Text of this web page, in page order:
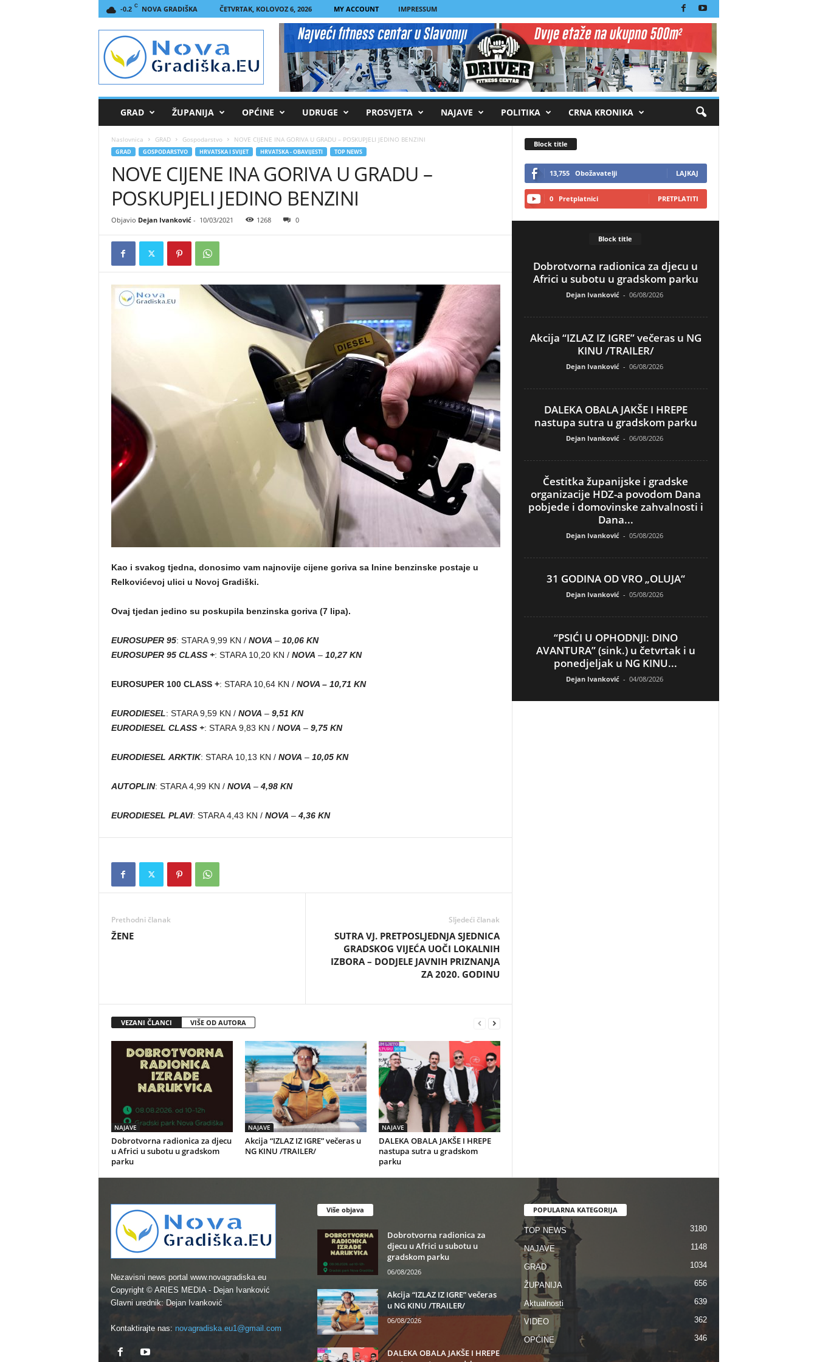
-0.2 C NOVA GRADIŠKA ČETVRTAK, KOLOVOZ 6, 2026 MY ACCOUNT IMPRESSUM
N
GRAD ŽUPANIJA OPĆINE UDRUGE PROSVJETA NAJAVE POLITIKA CRNA KRONIKA
Naslovnica GRAD Gospodarstvo NOVE CIJENE INA GORIVA U GRADU – POSKUPJELI JEDINO BENZINI
GRAD GOSPODARSTVO HRVATSKA I SVIJET HRVATSKA - OBAVIJESTI TOP NEWS
NOVE CIJENE INA GORIVA U GRADU –
POSKUPJELI JEDINO BENZINI
Objavio Dejan Ivanković- 10/03/2021 1268 0
Kao i svakog tjedna, donosimo vam najnovije cijene goriva sa Inine benzinske postaje u
Relkovićevoj ulici u Novoj Gradiški.
Ovaj tjedan jedino su poskupila benzinska goriva (7 lipa).
EUROSUPER 95: STARA 9,99 KN / NOVA – 10,06 KN
EUROSUPER 95 CLASS +: STARA 10,20 KN / NOVA – 10,27 KN
EUROSUPER 100 CLASS +: STARA 10,64 KN / NOVA – 10,71 KN
EURODIESEL: STARA 9,59 KN / NOVA – 9,51 KN
EURODIESEL CLASS +: STARA 9,83 KN / NOVA – 9,75 KN
EURODIESEL ARKTIK: STARA 10,13 KN / NOVA – 10,05 KN
AUTOPLIN: STARA 4,99 KN / NOVA – 4,98 KN
EURODIESEL PLAVI: STARA 4,43 KN / NOVA – 4,36 KN
Prethodni članak
ŽENE
Sljedeći članak
SUTRA VJ. PRETPOSLJEDNJA SJEDNICA
GRADSKOG VIJEĆA UOČI LOKALNIH
IZBORA – DODJELE JAVNIH PRIZNANJA
ZA 2020. GODINU
VEZANI ČLANCI VIŠE OD AUTORA
NAJAVE
Dobrotvorna radionica za djecu
u Africi u subotu u gradskom
parku
NAJAVE
Akcija “IZLAZ IZ IGRE” večeras u
NG KINU /TRAILER/
NAJAVE
DALEKA OBALA JAKŠE I HREPE
nastupa sutra u gradskom
parku
Block title
13,755 Obožavatelji LAJKAJ
0 Pretplatnici PRETPLATITI
Block title
Dobrotvorna radionica za djecu u
Africi u subotu u gradskom parku
Dejan Ivanković - 06/08/2026
Akcija “IZLAZ IZ IGRE” večeras u NG
KINU /TRAILER/
Dejan Ivanković - 06/08/2026
DALEKA OBALA JAKŠE I HREPE
nastupa sutra u gradskom parku
Dejan Ivanković - 06/08/2026
Čestitka županijske i gradske
organizacije HDZ-a povodom Dana
pobjede i domovinske zahvalnosti i
Dana...
Dejan Ivanković - 05/08/2026
31 GODINA OD VRO „OLUJA“
Dejan Ivanković - 05/08/2026
“PSIĆI U OPHODNJI: DINO
AVANTURA” (sink.) u četvrtak i u
ponedjeljak u NG KINU...
Dejan Ivanković - 04/08/2026
Nezavisni news portal www.novagradiska.eu
Copyright © ARIES MEDIA - Dejan Ivanković
Glavni urednik: Dejan Ivanković
Kontaktirajte nas: novagradiska.eu1@gmail.com
Više objava
Dobrotvorna radionica za
djecu u Africi u subotu u
gradskom parku
06/08/2026
Akcija “IZLAZ IZ IGRE” večeras
u NG KINU /TRAILER/
06/08/2026
DALEKA OBALA JAKŠE I HREPE
POPULARNA KATEGORIJA
TOP NEWS 3180
NAJAVE 1148
GRAD 1034
ŽUPANIJA 656
Aktualnosti 639
VIDEO 362
OPĆINE 346